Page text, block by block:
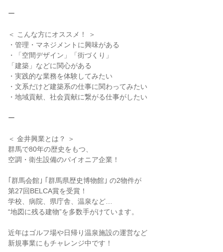
ー
＜ こんな方にオススメ！ ＞
・管理・マネジメントに興味がある
・「空間デザイン」「街づくり」
「建築」などに関心がある
・実践的な業務を体験してみたい
・文系だけど建築系の仕事に関わってみたい
・地域貢献、社会貢献に繋がる仕事がしたい
ー
＜ 金井興業とは？ ＞
群馬で80年の歴史をもつ、
空調・衛生設備のパイオニア企業！
｢群馬会館｣ ｢群馬県歴史博物館｣ の2物件が
第27回BELCA賞を受賞！
学校、病院、県庁舎、温泉など…
“地図に残る建物”を多数手がけています。
近年はゴルフ場や日帰り温泉施設の運営など
新規事業にもチャレンジ中です！